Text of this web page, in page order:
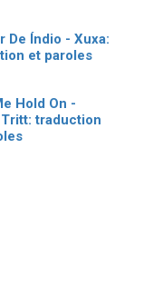
De Índio - Xuxa:
et paroles
Hold On -
traduction